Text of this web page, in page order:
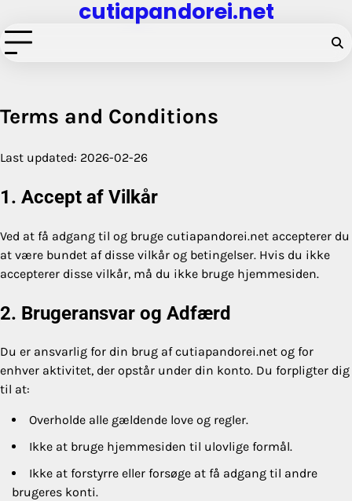
to
content
cutiapandorei.net
Terms and Conditions
Last updated: 2026-02-26
1. Accept af Vilkår
Ved at få adgang til og bruge cutiapandorei.net accepterer du
at være bundet af disse vilkår og betingelser. Hvis du ikke
accepterer disse vilkår, må du ikke bruge hjemmesiden.
2. Brugeransvar og Adfærd
Du er ansvarlig for din brug af cutiapandorei.net og for
enhver aktivitet, der opstår under din konto. Du forpligter dig
til at:
Overholde alle gældende love og regler.
Ikke at bruge hjemmesiden til ulovlige formål.
Ikke at forstyrre eller forsøge at få adgang til andre
brugeres konti.